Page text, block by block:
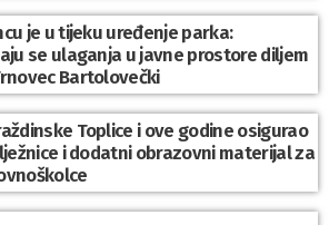
je u tijeku uređenje parka:
se ulaganja u javne prostore diljem
Bartolovečki
Toplice i ove godine osigurao
i dodatni obrazovni materijal za